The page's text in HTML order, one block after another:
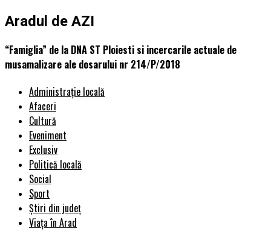
Aradul de AZI
“Famiglia” de la DNA ST Ploiesti si incercarile actuale de
musamalizare ale dosarului nr 214/P/2018
Administrație locală
Afaceri
Cultură
Eveniment
Exclusiv
Politică locală
Social
Sport
Știri din județ
Viața în Arad